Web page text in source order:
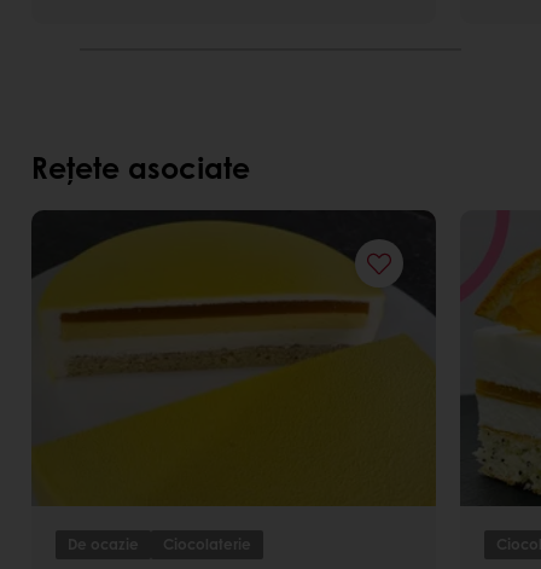
Rețete asociate
De ocazie Ciocolaterie